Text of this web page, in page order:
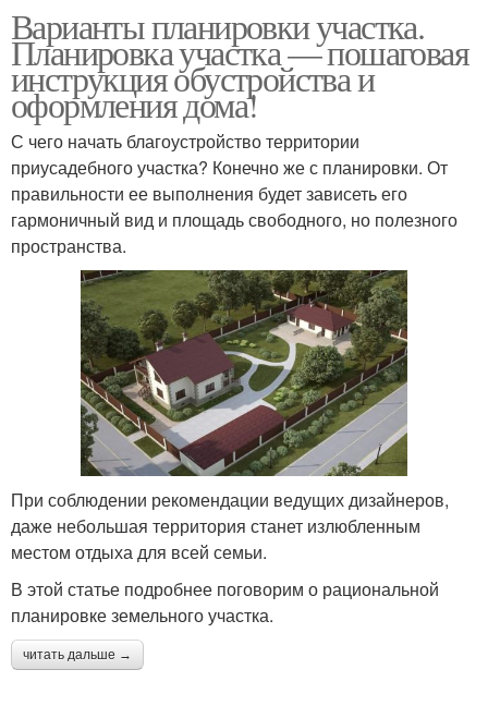
Варианты планировки участка.
Планировка участка — пошаговая
инструкция обустройства и
оформления дома!
С чего начать благоустройство территории
приусадебного участка? Конечно же с планировки. От
правильности ее выполнения будет зависеть его
гармоничный вид и площадь свободного, но полезного
пространства.
При соблюдении рекомендации ведущих дизайнеров,
даже небольшая территория станет излюбленным
местом отдыха для всей семьи.
В этой статье подробнее поговорим о рациональной
планировке земельного участка.
читать дальше →